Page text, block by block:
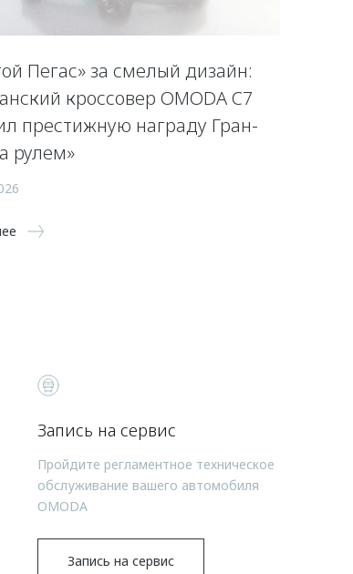
Пегас» за смелый дизайн:
кроссовер OMODA C7
престижную награду Гран-
рулем»
Запись на сервис
Пройдите регламентное техническое
обслуживание вашего автомобиля
OMODA
Запись на сервис